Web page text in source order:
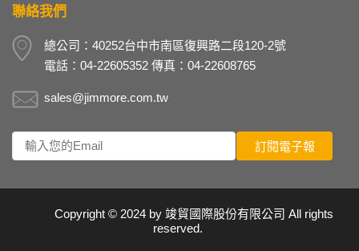
聯絡我們
總公司：40252台中市南區復興路二段120-2號
電話：04-22605352 傳真：04-22608765
sales@jimmore.com.tw
Copyright © 2024 by 竣貿國際股份有限公司 All rights
reserved.